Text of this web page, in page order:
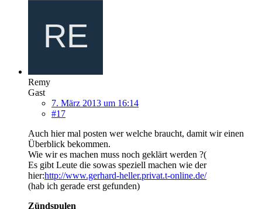
Remy
Gast
7. März 2013 um 16:14
#17
Auch hier mal posten wer welche braucht, damit wir einen
Überblick bekommen.
Wie wir es machen muss noch geklärt werden ?(
Es gibt Leute die sowas speziell machen wie der
hier:http://www.gerhard-heller.privat.t-online.de/
(hab ich gerade erst gefunden)
Zündspulen